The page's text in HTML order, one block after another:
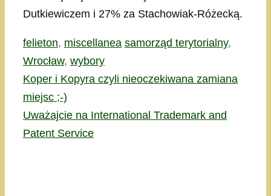
Dutkiewiczem i 27% za Stachowiak-Różecką.
Kategorie
felieton, miscellanea Tagi
samorząd terytorialny,
Wrocław, wybory
Koper i Kopyra czyli nieoczekiwana zamiana
miejsc ;-)
Uważajcie na International Trademark and
Patent Service